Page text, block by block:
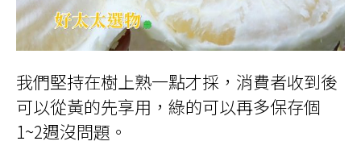
我們堅持在樹上熟一點才採，消費者收到後
可以從黃的先享用，綠的可以再多保存個
1~2週沒問題。